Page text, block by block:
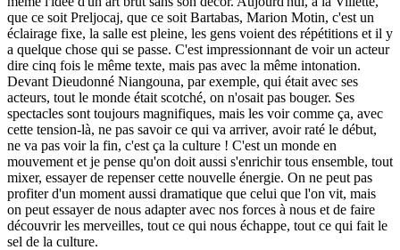
que ce soit Preljocaj, que ce soit Bartabas, Marion Motin, c'est un
éclairage fixe, la salle est pleine, les gens voient des répétitions et il y
a quelque chose qui se passe. C'est impressionnant de voir un acteur
dire cinq fois le même texte, mais pas avec la même intonation.
Devant Dieudonné Niangouna, par exemple, qui était avec ses
acteurs, tout le monde était scotché, on n'osait pas bouger. Ses
spectacles sont toujours magnifiques, mais les voir comme ça, avec
cette tension-là, ne pas savoir ce qui va arriver, avoir raté le début,
ne va pas voir la fin, c'est ça la culture ! C'est un monde en
mouvement et je pense qu'on doit aussi s'enrichir tous ensemble, tout
mixer, essayer de repenser cette nouvelle énergie. On ne peut pas
profiter d'un moment aussi dramatique que celui que l'on vit, mais
on peut essayer de nous adapter avec nos forces à nous et de faire
découvrir les merveilles, tout ce qui nous échappe, tout ce qui fait le
sel de la culture.